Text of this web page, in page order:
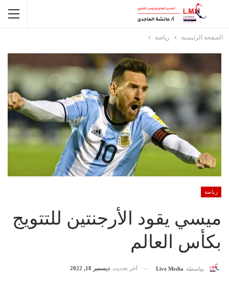
الصفحة الرئيسية رياضة
رياضة
ميسي يقود الأرجنتين للتتويج
بكأس العالم
بواسطة Live Media آخر تحديث ديسمبر 18, 2022